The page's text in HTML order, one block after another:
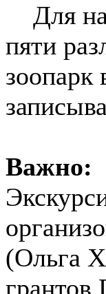
Для
пяти
зоопарк
Важно:
(Ольга